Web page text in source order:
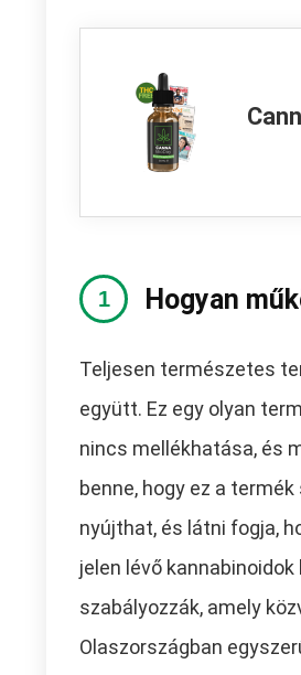
Hogyan
Teljesen természetes
együtt. Ez egy olyan
nincs mellékhatása, és
benne, hogy ez a
nyújthat, és látni fogja,
jelen lévő
szabályozzák, amely
Olaszországban